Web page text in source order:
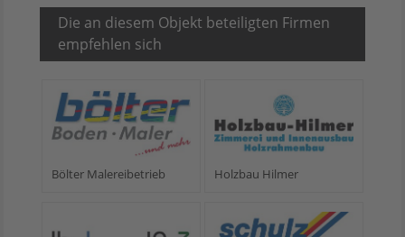
Die an diesem Objekt beteiligten Firmen
empfehlen sich
Bölter Malereibetrieb Holzbau Hilmer